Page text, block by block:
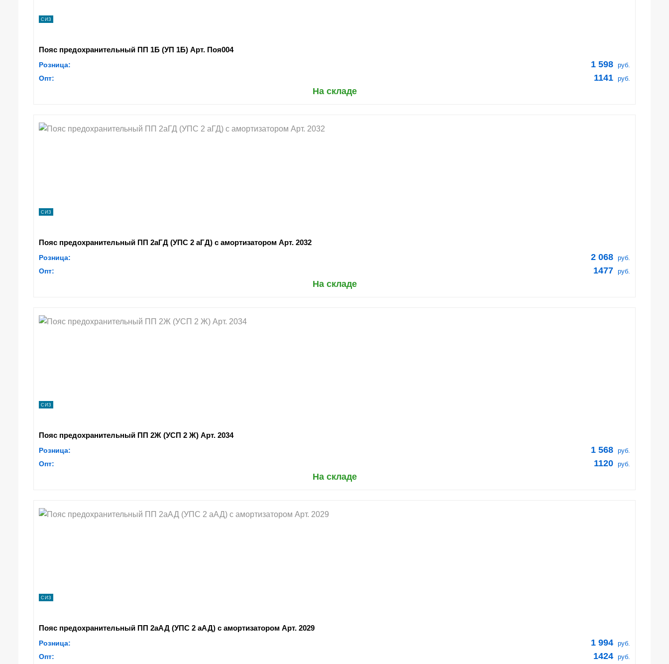
СИЗ
Пояс предохранительный ПП 1Б (УП 1Б) Арт. Поя004
Розница: 1 598 руб.
Опт: 1141 руб.
На складе
СИЗ
Пояс предохранительный ПП 2аГД (УПС 2 аГД) с амортизатором Арт. 2032
Розница: 2 068 руб.
Опт: 1477 руб.
На складе
СИЗ
Пояс предохранительный ПП 2Ж (УСП 2 Ж) Арт. 2034
Розница: 1 568 руб.
Опт: 1120 руб.
На складе
СИЗ
Пояс предохранительный ПП 2аАД (УПС 2 аАД) с амортизатором Арт. 2029
Розница: 1 994 руб.
Опт: 1424 руб.